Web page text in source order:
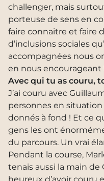
challenger, mais
porteuse de sens en
faire connaitre et faire
d’inclusions sociales
accompagnées nous
en nous encourageant
Avec qui tu as couru,
J’ai couru avec
personnes en
donnés à fond ! Et ce
gens les ont
du parcours. Un vrai
Pendant la course,
tenais aussi la main de